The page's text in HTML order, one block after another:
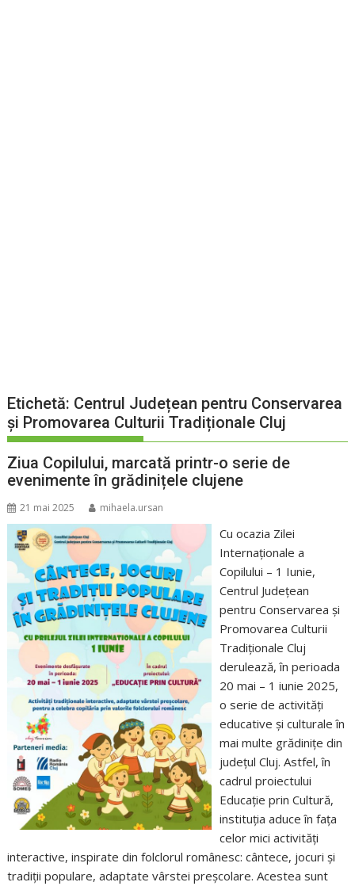
Etichetă: Centrul Județean pentru Conservarea
și Promovarea Culturii Tradiționale Cluj
Ziua Copilului, marcată printr-o serie de
evenimente în grădinițele clujene
21 mai 2025 mihaela.ursan
Cu ocazia Zilei
Internaționale a
Copilului – 1 Iunie,
Centrul Județean
pentru Conservarea și
Promovarea Culturii
Tradiționale Cluj
derulează, în perioada
20 mai – 1 iunie 2025,
o serie de activități
educative și culturale în
mai multe grădinițe din
județul Cluj. Astfel, în
cadrul proiectului
Educație prin Cultură,
instituția aduce în fața
celor mici activități
interactive, inspirate din folclorul românesc: cântece, jocuri și
tradiții populare, adaptate vârstei preșcolare. Acestea sunt